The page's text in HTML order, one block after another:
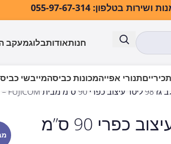
ושירות בטלפון: 055-97-67-314
חנותאודותבלוגמעקב
כירייםתנורי אפייהמכונות כביסהמייבשי
FJ-FSC9095BK תנור משולב גז 98 ליטר עיצוב כפרי 90 ס”מ